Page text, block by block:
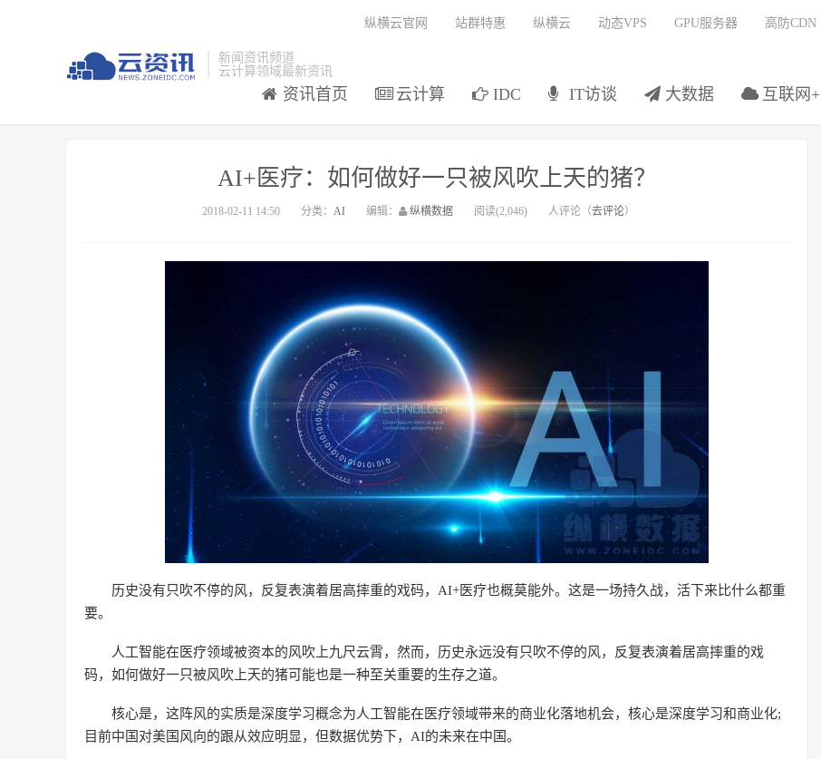
新闻资讯频道
云计算领域最新资讯
资讯首页 云计算 IDC IT访谈 大数据 互联网+
纵横云官网 站群特惠 纵横云 动态VPS GPU服务器 高防CDN
AI+医疗：如何做好一只被风吹上天的猪？
2018-02-11 14:50 分类： AI 编辑： 纵横数据 阅读(2,046) 人评论（去评论）
历史没有只吹不停的风，反复表演着居高摔重的戏码，AI+医疗也概莫能外。这是一场持久战，活下来比什么都重
要。
人工智能在医疗领域被资本的风吹上九尺云霄，然而，历史永远没有只吹不停的风，反复表演着居高摔重的戏
码，如何做好一只被风吹上天的猪可能也是一种至关重要的生存之道。
核心是，这阵风的实质是深度学习概念为人工智能在医疗领域带来的商业化落地机会，核心是深度学习和商业化;
目前中国对美国风向的跟从效应明显，但数据优势下，AI的未来在中国。